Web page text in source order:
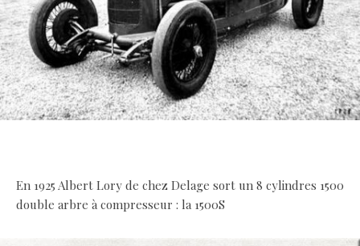
En 1925 Albert Lory de chez Delage sort un 8 cylindres 1500
double arbre à compresseur : la 1500S